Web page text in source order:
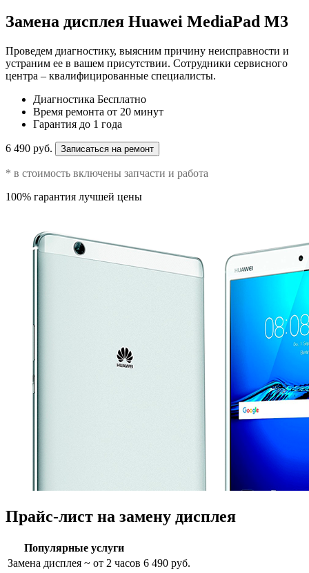
Замена дисплея Huawei MediaPad M3
Проведем диагностику, выясним причину неисправности и
устраним ее в вашем присутствии. Сотрудники сервисного
центра – квалифицированные специалисты.
Диагностика Бесплатно
Время ремонта от 20 минут
Гарантия до 1 года
6 490 руб. Записаться на ремонт
* в стоимость включены запчасти и работа
100% гарантия лучшей цены
Прайс-лист на замену дисплея
Популярные услуги
Замена дисплея ~ от 2 часов 6 490 руб.